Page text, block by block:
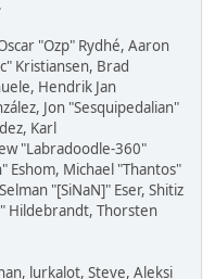
"Ozp" Rydhé, Aaron
Kristiansen, Brad
Hendrik Jan
Jon "Sesquipedalian"
Karl
"Labradoodle-360"
Eshom, Michael "Thantos"
"[SiNaN]" Eser, Shitiz
Hildebrandt, Thorsten
lurkalot, Steve, Aleksi